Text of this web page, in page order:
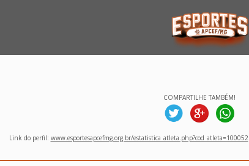
COMPARTILHE TAMBÉM!
Link do perfil: www.esportesapcefmg.org.br/estatistica_atleta.php?cod_atleta=100052